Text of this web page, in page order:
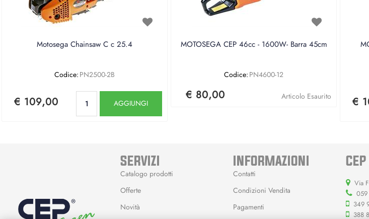
Motosega Chainsaw C c 25.4
Codice: PN2500-2B
€ 109,00 AGGIUNGI
MOTOSEGA CEP 46cc - 1600W- Barra 45cm
Codice: PN4600-12
€ 80,00 Articolo Esaurito €
SERVIZI
Catalogo prodotti
Offerte
Novità
INFORMAZIONI
Contatti
Condizioni Vendita
Pagamenti
Via
349
388